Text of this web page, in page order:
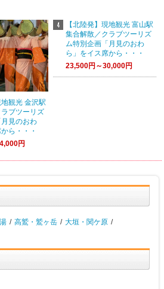
地観光 金沢駅
ブツーリズ
見のおわ
ら・・・
円
【北陸発】現地観光 富山駅
集合解散／クラブツーリズ
ム特別企画「月見のおわ
ら」をイス席から・・・
23,500円～30,000円
/ 高鷲・鷲ヶ岳 / 大垣・関ケ原 /